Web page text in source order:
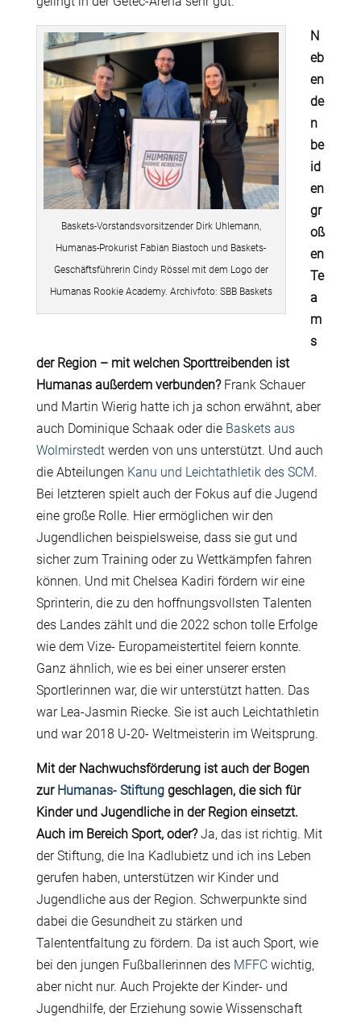
Baskets-Vorstandsvorsitzender Dirk Uhlemann,
Humanas-Prokurist Fabian Biastoch und Baskets-
Geschäftsführerin Cindy Rössel mit dem Logo der
Humanas Rookie Academy. Archivfoto: SBB Baskets
N
eb
en
de
n
be
id
en
gr
oß
en
Te
a
m
s
der Region – mit welchen Sporttreibenden ist
Humanas außerdem verbunden?Frank Schauer
und Martin Wierig hatte ich ja schon erwähnt, aber
auch Dominique Schaak oder die Baskets aus
Wolmirstedtwerden von uns unterstützt. Und auch
die Abteilungen Kanu und Leichtathletik des SCM.
Bei letzteren spielt auch der Fokus auf die Jugend
eine große Rolle. Hier ermöglichen wir den
Jugendlichen beispielsweise, dass sie gut und
sicher zum Training oder zu Wettkämpfen fahren
können. Und mit Chelsea Kadiri fördern wir eine
Sprinterin, die zu den hoffnungsvollsten Talenten
des Landes zählt und die 2022 schon tolle Erfolge
wie dem Vize- Europameistertitel feiern konnte.
Ganz ähnlich, wie es bei einer unserer ersten
Sportlerinnen war, die wir unterstützt hatten. Das
war Lea-Jasmin Riecke. Sie ist auch Leichtathletin
und war 2018 U-20- Weltmeisterin im Weitsprung.
Mit der Nachwuchsförderung ist auch der Bogen
zur Humanas- Stiftunggeschlagen, die sich für
Kinder und Jugendliche in der Region einsetzt.
Auch im Bereich Sport, oder?Ja, das ist richtig. Mit
der Stiftung, die Ina Kadlubietz und ich ins Leben
gerufen haben, unterstützen wir Kinder und
Jugendliche aus der Region. Schwerpunkte sind
dabei die Gesundheit zu stärken und
Talententfaltung zu fördern. Da ist auch Sport, wie
bei den jungen Fußballerinnen des MFFCwichtig,
aber nicht nur. Auch Projekte der Kinder- und
Jugendhilfe, der Erziehung sowie Wissenschaft